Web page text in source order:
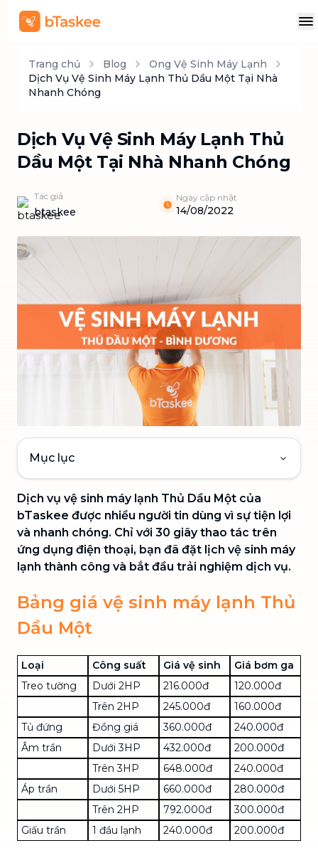
Trang chủ Blog
Ong Vệ Sinh Máy Lạnh
Dịch Vụ Vệ Sinh Máy Lạnh Thủ Dầu Một Tại Nhà
Nhanh Chóng
Dịch Vụ Vệ Sinh Máy Lạnh Thủ
Dầu Một Tại Nhà Nhanh Chóng
Tác giả
btaskee
Ngày cập nhật
14/08/2022
Mục lục
Dịch vụ vệ sinh máy lạnh Thủ Dầu Một của
bTaskee được nhiều người tin dùng vì sự tiện lợi
và nhanh chóng. Chỉ với 30 giây thao tác trên
ứng dụng điện thoại, bạn đã đặt lịch vệ sinh máy
lạnh thành công và bắt đầu trải nghiệm dịch vụ.
Bảng giá vệ sinh máy lạnh Thủ
Dầu Một
Loại Công suất Giá vệ sinh
Giá bơm ga
Treo tường
Dưới 2HP 216.000đ
120.000đ
Trên 2HP
245.000đ
160.000đ
Tủ đứng
Đồng giá 360.000đ
240.000đ
Âm trần
Dưới 3HP 432.000đ
200.000đ
Trên 3HP
648.000đ
240.000đ
Áp trần
Dưới 5HP 660.000đ
280.000đ
Trên 2HP
792.000đ
300.000đ
Giấu trần
1 đầu lạnh 240.000đ 200.000đ